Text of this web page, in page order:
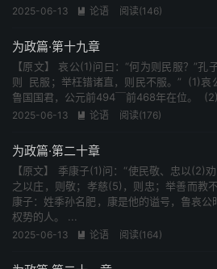
2025-06-13  论语 阅读(146)
为政篇·第十九章
【原文】 哀公(1)问曰：“何为则民服？”孔
则 民服；举枉错诸直，则民不服。” (1)哀
鲁国国君，公元前494￣前468年在位。
2025-06-13  论语 阅读(176)
为政篇·第二十章
【原文】 季康子(1)问：“使民敬、忠以(2)
之以庄，则敬；孝慈(5)，则忠；举善而教
康子：姓季孙名肥，康是他的谥号，鲁哀
权势的人。 ...
2025-06-13  论语 阅读(164)